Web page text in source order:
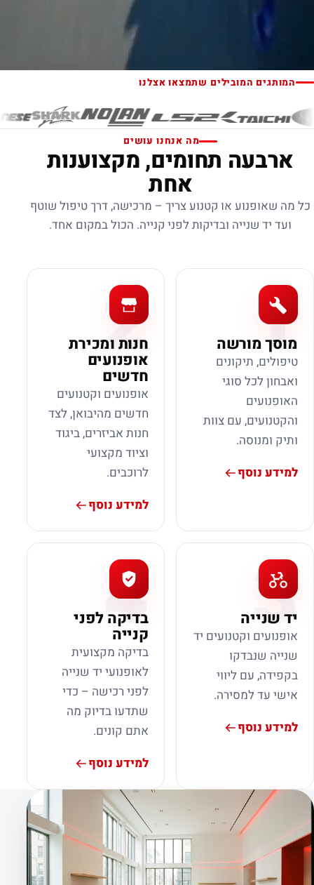
המותגים המובילים שתמצאו אצלנו
מה אנחנו עושים
ארבעה תחומים, מקצוענות
אחת
כל מה שאופנוע או קטנוע צריך – מרכישה, דרך טיפול שוטף
ועד יד שנייה ובדיקות לפני קנייה. הכול במקום אחד.
1
מוסך מורשה
טיפולים, תיקונים
ואבחון לכל סוגי
האופנועים
והקטנועים, עם צוות
ותיק ומנוסה.
למידע נוסף
2
חנות ומכירת
אופנועים
חדשים
אופנועים וקטנועים
חדשים מהיבואן, לצד
חנות אביזרים, ביגוד
וציוד מקצועי
לרוכבים.
למידע נוסף
3
יד שנייה
אופנועים וקטנועים יד
שנייה שנבדקו
בקפידה, עם ליווי
אישי עד למסירה.
למידע נוסף
4
בדיקה לפני
קנייה
בדיקה מקצועית
לאופנועי יד שנייה
לפני רכישה – כדי
שתדעו בדיוק מה
אתם קונים.
למידע נוסף